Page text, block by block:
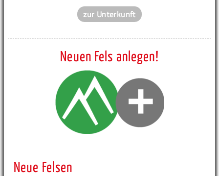
zur Unterkunft
Neuen Fels anlegen!
Neue Felsen